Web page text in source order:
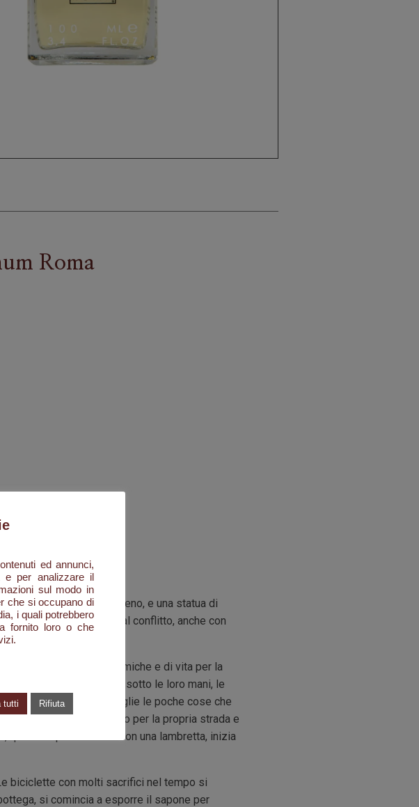
Roma
anime, poco più poco meno, e una statua di
Durante tornato dal conflitto, anche con
le uniche risorse economiche e di vita per la
una grande maestria sotto le loro mani, le
nuovi. Celestino raccoglie le poche cose che
partono in tanti. Ognuno per la propria strada e
qualcuno più fortunato con una lambretta, inizia
biciclette con molti sacrifici nel tempo si
si comincia a esporre il sapone per
ed annunci,
e per analizzare il
sul modo in
che si occupano di
i quali potrebbero
fornito loro o che
tutti Rifiuta